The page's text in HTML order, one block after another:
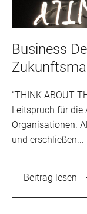
Business
“THINK ABOUT
Leitspruch für die
Organisationen.
und erschließen...
Beitrag lesen